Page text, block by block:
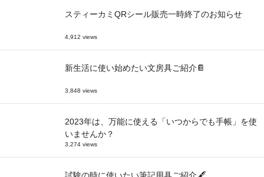
スティーカミQRシール販売一時終了のお知らせ
4,912 views
新生活に使い始めたい文房具ご紹介📔
3,848 views
2023年は、万能に使える「いつからでも手帳」を使
いませんか？
3,274 views